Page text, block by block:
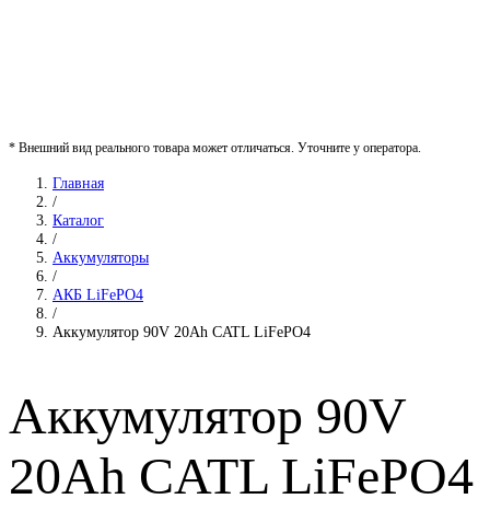
* Внешний вид реального товара может отличаться. Уточните у оператора.
Главная
/
Каталог
/
Аккумуляторы
/
АКБ LiFePO4
/
Аккумулятор 90V 20Ah CATL LiFePO4
Аккумулятор 90V
20Ah CATL LiFePO4